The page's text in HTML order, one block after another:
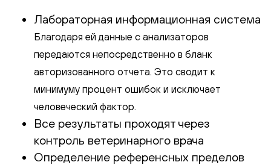
Лабораторная информационная система
Благодаря ей данные с анализаторов
передаются непосредственно в бланк
авторизованного отчета. Это сводит к
минимуму процент ошибок и исключает
человеческий фактор.
Все результаты проходят через
контроль ветеринарного врача
Определение референсных пределов